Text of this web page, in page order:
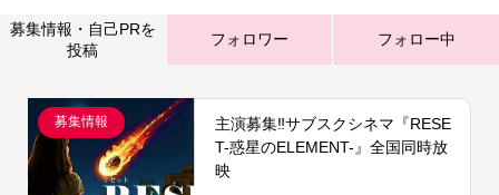
募集情報・自己PRを
投稿
フォロワー フォロー中
募集情報
主演募集‼サブスクシネマ『RESE
T-惑星のELEMENT-』全国同時放
映